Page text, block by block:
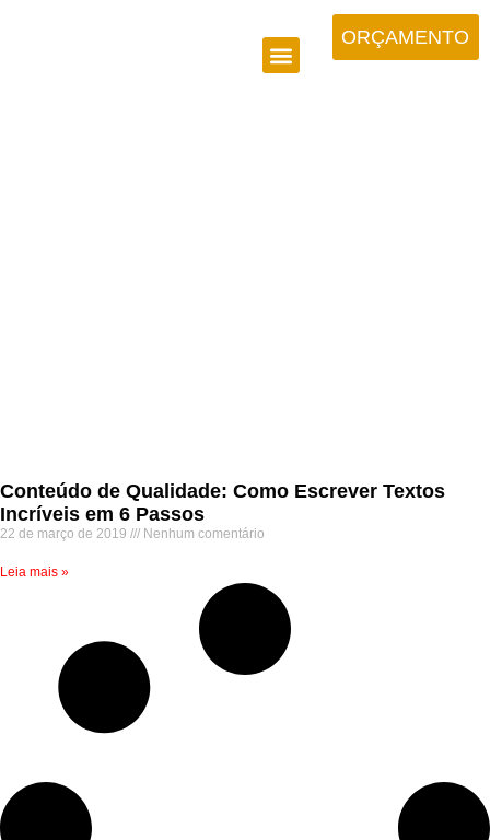
ORÇAMENTO
Conteúdo de Qualidade: Como Escrever Textos
Incríveis em 6 Passos
22 de março de 2019 Nenhum comentário
Leia mais »